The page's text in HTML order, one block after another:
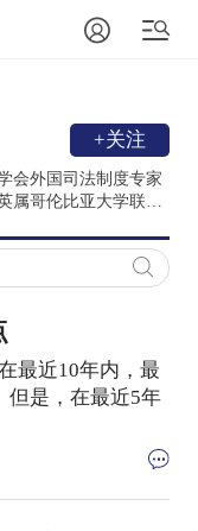
+关注
会外国司法制度专家
属哥伦比亚大学联合
《比较法研究》等期
"数说司法"运营者。
最近10年内，最
但是，在最近5年